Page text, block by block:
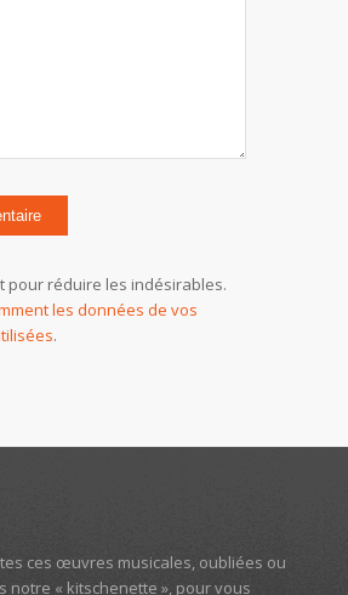
pour réduire les indésirables.
les données de vos
.
ces œuvres musicales, oubliées ou
notre « kitschenette », pour vous